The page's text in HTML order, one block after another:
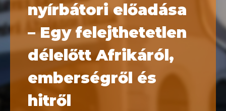
nyírbátori előadása
– Egy felejthetetlen
délelőtt Afrikáról,
emberségről és
hitről